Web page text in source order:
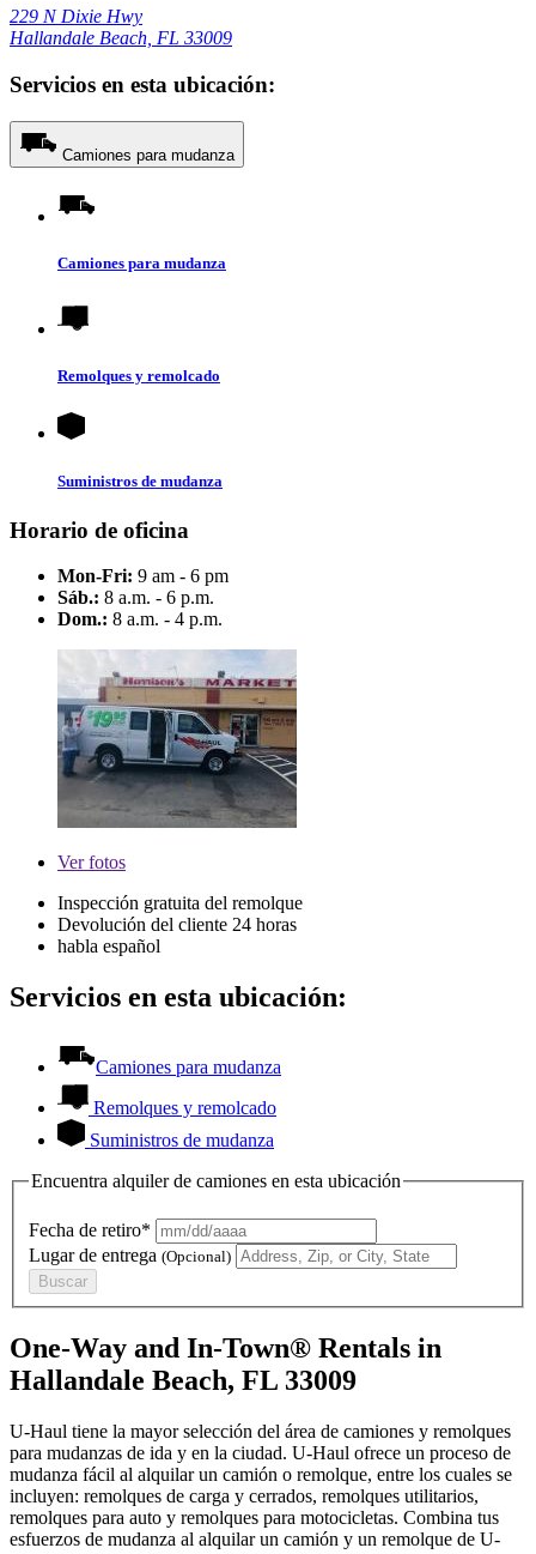
229 N Dixie Hwy
Hallandale Beach, FL 33009
Servicios en esta ubicación:
Camiones para mudanza
Camiones para mudanza
Remolques y remolcado
Suministros de mudanza
Horario de oficina
Mon-Fri: 9 am - 6 pm
Sáb.: 8 a.m. - 6 p.m.
Dom.: 8 a.m. - 4 p.m.
Verfotos
Inspección gratuita del remolque
Devolución del cliente 24 horas
habla español
Servicios en esta ubicación:
Camiones para mudanza
Remolques y remolcado
Suministros de mudanza
Encuentra alquiler de camiones en esta ubicación
Fecha de retiro*
Lugar de entrega (Opcional)
Buscar
One-Way and In-Town® Rentals in
Hallandale Beach, FL 33009
U-Haul tiene la mayor selección del área de camiones y remolques
para mudanzas de ida y en la ciudad. U-Haul ofrece un proceso de
mudanza fácil al alquilar un camión o remolque, entre los cuales se
incluyen: remolques de carga y cerrados, remolques utilitarios,
remolques para auto y remolques para motocicletas. Combina tus
esfuerzos de mudanza al alquilar un camión y un remolque de U-